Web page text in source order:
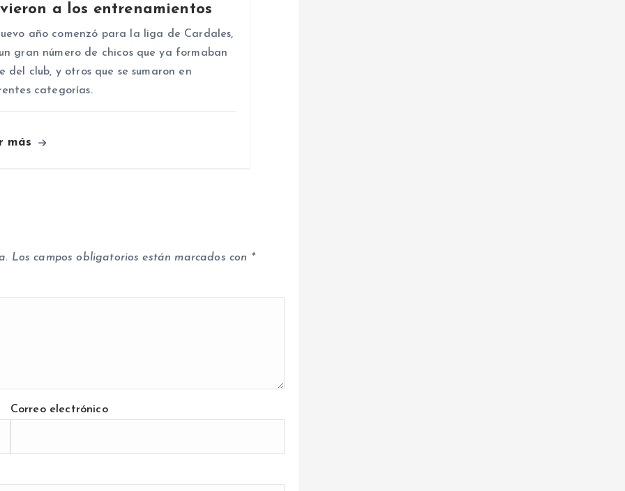
a los entrenamientos
año comenzó para la liga de Cardales,
gran número de chicos que ya formaban
del club, y otros que se sumaron en
categorías.
más
Los campos obligatorios están marcados con *
Correo electrónico